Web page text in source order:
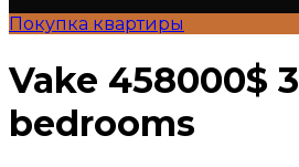
Покупка квартиры
Vake 458000$ 3
bedrooms